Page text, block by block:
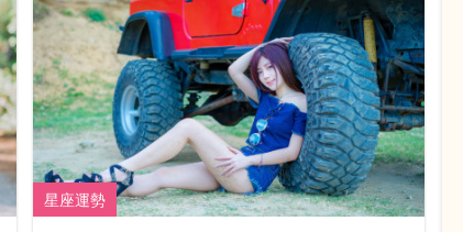
星座運勢